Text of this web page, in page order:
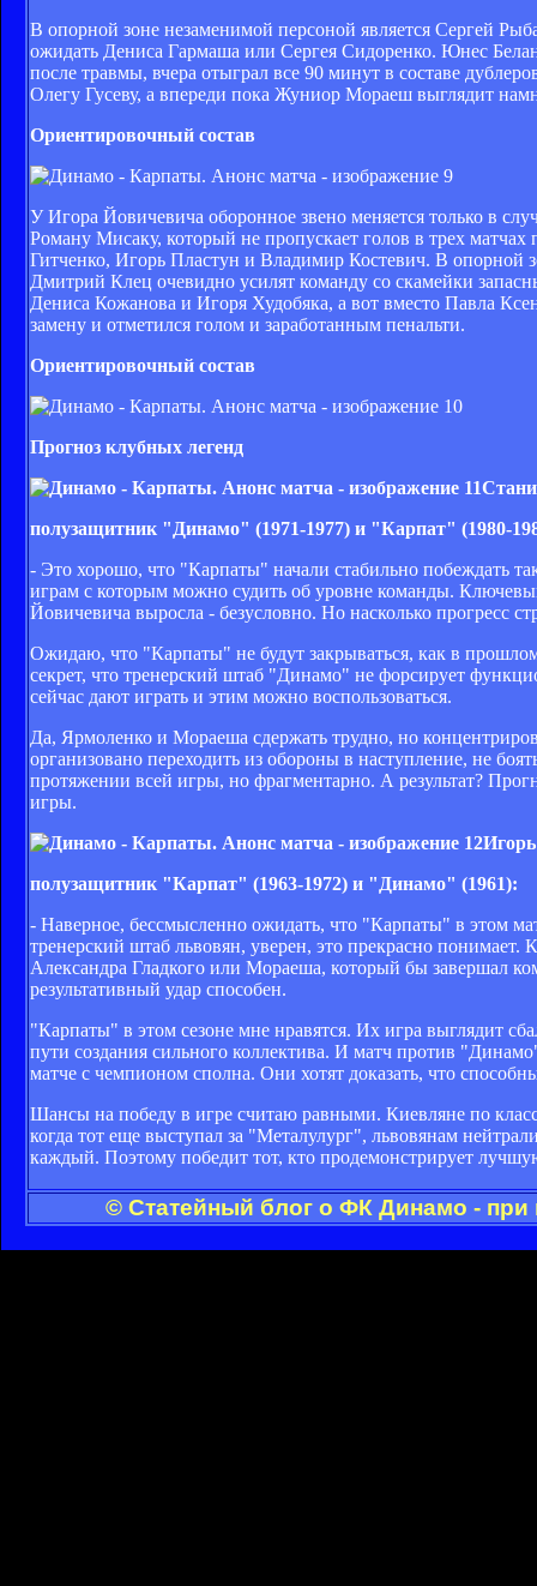
В опорной зоне незаменимой персоной является Сергей
ожидать Дениса Гармаша или Сергея Сидоренко. Юнес
после травмы, вчера отыграл все 90 минут в составе
Олегу Гусеву, а впереди пока Жуниор Мораеш выглядит
Ориентировочный состав
У Игора Йовичевича оборонное звено меняется только в
Роману Мисаку, который не пропускает голов в трех
Гитченко, Игорь Пластун и Владимир Костевич. В опорной
Дмитрий Клец очевидно усилят команду со скамейки
Дениса Кожанова и Игоря Худобяка, а вот вместо Павла
замену и отметился голом и заработанным пенальти.
Ориентировочный состав
Прогноз клубных легенд
полузащитник "Динамо" (1971-1977) и "Карпат" (1980-
- Это хорошо, что "Карпаты" начали стабильно побеждать
играм с которым можно судить об уровне команды.
Йовичевича выросла - безусловно. Но насколько прогресс
Ожидаю, что "Карпаты" не будут закрываться, как в
секрет, что тренерский штаб "Динамо" не форсирует
сейчас дают играть и этим можно воспользоваться.
Да, Ярмоленко и Мораеша сдержать трудно, но
организовано переходить из обороны в наступление, не
протяжении всей игры, но фрагментарно. А результат?
игры.
полузащитник "Карпат" (1963-1972) и "Динамо" (1961):
- Наверное, бессмысленно ожидать, что "Карпаты" в этом
тренерский штаб львовян, уверен, это прекрасно
Александра Гладкого или Мораеша, который бы завершал
результативный удар способен.
"Карпаты" в этом сезоне мне нравятся. Их игра выглядит
пути создания сильного коллектива. И матч против
матче с чемпионом сполна. Они хотят доказать, что
Шансы на победу в игре считаю равными. Киевляне по
когда тот еще выступал за "Металулург", львовянам
каждый. Поэтому победит тот, кто продемонстрирует
© Статейный блог о ФК Динамо - при